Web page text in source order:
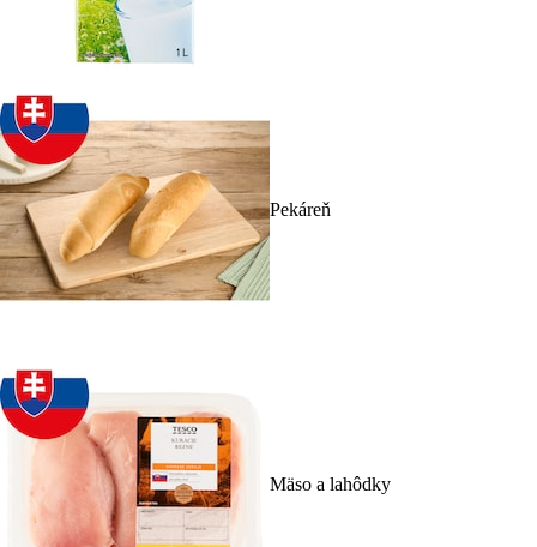
Pekáreň
Mäso a lahôdky